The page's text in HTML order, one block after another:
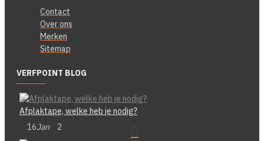
Contact
Over ons
Merken
Sitemap
VERFPOINT BLOG
Afplaktape, welke heb je nodig?
16Jan 2